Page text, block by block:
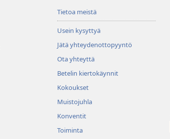
Tietoa meistä
Usein kysyttyä
Jätä yhteydenottopyyntö
Ota yhteyttä
Betelin kiertokäynnit
Kokoukset
Muistojuhla
Konventit
Toiminta